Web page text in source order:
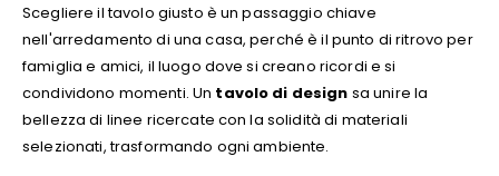
Scegliere il tavolo giusto è un passaggio chiave
nell'arredamento di una casa, perché è il punto di ritrovo per
famiglia e amici, il luogo dove si creano ricordi e si
condividono momenti. Un tavolo di design sa unire la
bellezza di linee ricercate con la solidità di materiali
selezionati, trasformando ogni ambiente.